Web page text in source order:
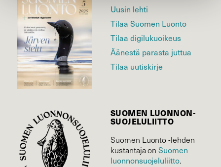
Uusin lehti
Tilaa Suomen Luonto
Tilaa digilukuoikeus
Äänestä parasta juttua
Tilaa uutiskirje
SUOMEN LUONNON­
SUOJELU­LIITTO
Suomen Luonto -lehden
kustantaja onSuomen
luonnonsuojelu­liitto.